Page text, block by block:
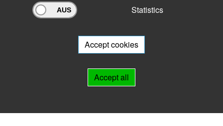
Archivportal Thüringen
will be happy to advise you.
Statistics
Accept cookies
Accept all